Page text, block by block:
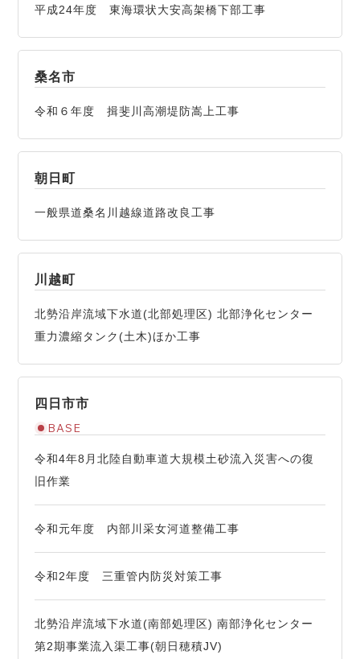
平成24年度 東海環状大安高架橋下部工事
桑名市
令和６年度 揖斐川高潮堤防嵩上工事
朝日町
一般県道桑名川越線道路改良工事
川越町
北勢沿岸流域下水道(北部処理区) 北部浄化センター
重力濃縮タンク(土木)ほか工事
四日市市
BASE
令和4年8月北陸自動車道大規模土砂流入災害への復
旧作業
令和元年度 内部川采女河道整備工事
令和2年度 三重管内防災対策工事
北勢沿岸流域下水道(南部処理区) 南部浄化センター
第2期事業流入渠工事(朝日穂積JV)